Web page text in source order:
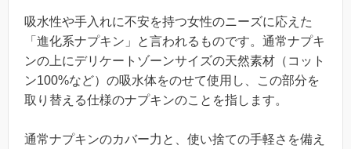
吸水性や手入れに不安を持つ女性のニーズに応えた
「進化系ナプキン」と言われるものです。通常ナプキ
ンの上にデリケートゾーンサイズの天然素材（コット
ン100%など）の吸水体をのせて使用し、この部分を
取り替える仕様のナプキンのことを指します。
通常ナプキンのカバー力と、使い捨ての手軽さを備え